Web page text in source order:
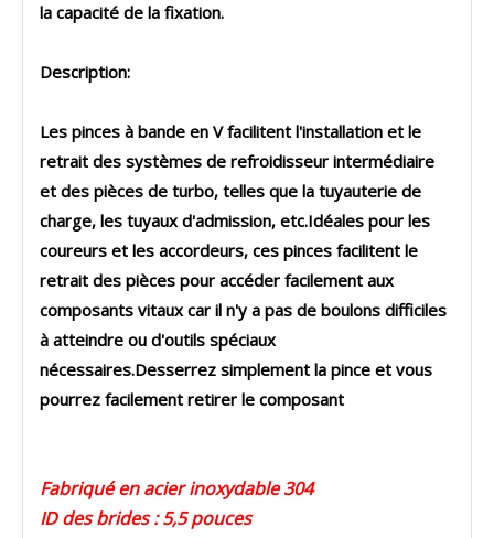
la capacité de la fixation.
Description:
Les pinces à bande en V facilitent l'installation et le
retrait des systèmes de refroidisseur intermédiaire
et des pièces de turbo, telles que la tuyauterie de
charge, les tuyaux d'admission, etc.Idéales pour les
coureurs et les accordeurs, ces pinces facilitent le
retrait des pièces pour accéder facilement aux
composants vitaux car il n'y a pas de boulons difficiles
à atteindre ou d'outils spéciaux
nécessaires.Desserrez simplement la pince et vous
pourrez facilement retirer le composant
Fabriqué en acier inoxydable 304
ID des brides : 5,5 pouces